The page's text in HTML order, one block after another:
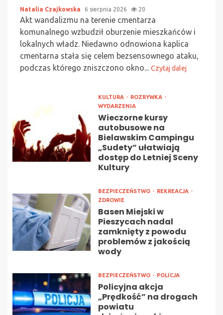
Natalia Czajkowska 6 sierpnia 2026 20
Akt wandalizmu na terenie cmentarza
komunalnego wzbudził oburzenie mieszkańców i
lokalnych władz. Niedawno odnowiona kaplica
cmentarna stała się celem bezsensownego ataku,
podczas którego zniszczono okno... Czytaj dalej
KULTURA
ROZRYWKA
WYDARZENIA
Wieczorne kursy
autobusowe na
Bielawskim Campingu
„Sudety” ułatwiają
dostęp do Letniej Sceny
Kultury
BEZPIECZEŃSTWO
REKREACJA
ZDROWIE
Basen Miejski w
Pieszycach nadal
zamknięty z powodu
problemów z jakością
wody
BEZPIECZEŃSTWO POLICJA
Policyjna akcja
„Prędkość” na drogach
powiatu